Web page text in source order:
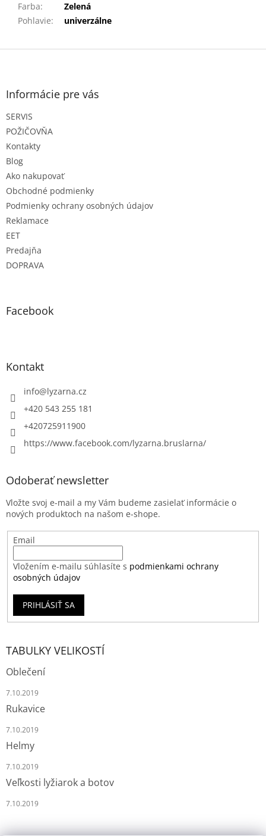
Farba:
Zelená
Pohlavie: univerzálne
Z
Informácie pre vás
SERVIS
POŽIČOVŇA
Kontakty
Blog
Ako nakupovať
Obchodné podmienky
Podmienky ochrany osobných údajov
Reklamace
EET
Predajňa
DOPRAVA
Facebook
Kontakt
info@lyzarna.cz
+420 543 255 181
+420725911900
https://www.facebook.com/lyzarna.bruslarna/
Odoberať newsletter
Vložte svoj e-mail a my Vám budeme zasielať informácie o
nových produktoch na našom e-shope.
Email
Vložením e-mailu súhlasíte s podmienkami ochrany
osobných údajov
PRIHLÁSIŤ SA
TABULKY VELIKOSTÍ
Oblečení
7.10.2019
Rukavice
7.10.2019
Helmy
7.10.2019
Veľkosti lyžiarok a botov
7.10.2019